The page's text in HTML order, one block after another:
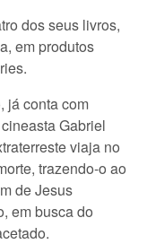
dos seus livros,
em produtos
já conta com
Gabriel
viaja no
trazendo-o ao
de Jesus
em busca do